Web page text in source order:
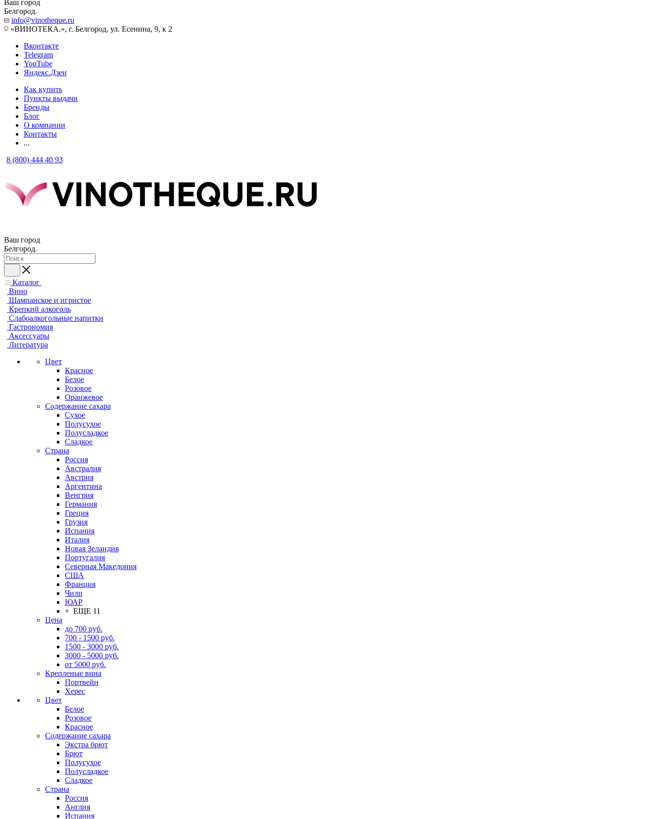
Ваш город
Белгород
info@vinotheque.ru
«ВИНОТЕКА.», г. Белгород, ул. Есенина, 9, к 2
Вконтакте
Telegram
YouTube
Яндекс.Дзен
Как купить
Пункты выдачи
Бренды
Блог
О компании
Контакты
...
8 (800) 444 40 93
Ваш город
Белгород
Каталог
Вино
Шампанское и игристое
Крепкий алкоголь
Слабоалкогольные напитки
Гастрономия
Аксессуары
Литература
Цвет
Красное
Белое
Розовое
Оранжевое
Содержание сахара
Сухое
Полусухое
Полусладкое
Сладкое
Страна
Россия
Австралия
Австрия
Аргентина
Венгрия
Германия
Греция
Грузия
Испания
Италия
Новая Зеландия
Португалия
Северная Македония
США
Франция
Чили
ЮАР
+ ЕЩЕ 11
Цена
до 700 руб.
700 - 1500 руб.
1500 - 3000 руб.
3000 - 5000 руб.
от 5000 руб.
Крепленые вина
Портвейн
Херес
Цвет
Белое
Розовое
Красное
Содержание сахара
Экстра брют
Брют
Полусухое
Полусладкое
Сладкое
Страна
Россия
Англия
Испания